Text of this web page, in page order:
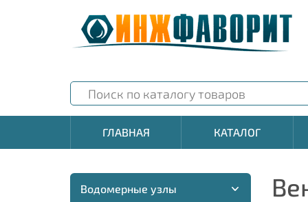
ГЛАВНАЯ КАТАЛОГ
Водомерные узлы